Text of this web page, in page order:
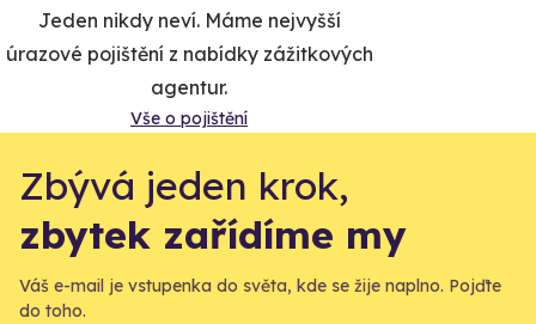
Jeden nikdy neví. Máme nejvyšší
úrazové pojištění z nabídky zážitkových
agentur.
Vše o pojištění
Zbývá jeden krok,
zbytek zařídíme my
Váš e-mail je vstupenka do světa, kde se žije naplno. Pojďte
do toho.